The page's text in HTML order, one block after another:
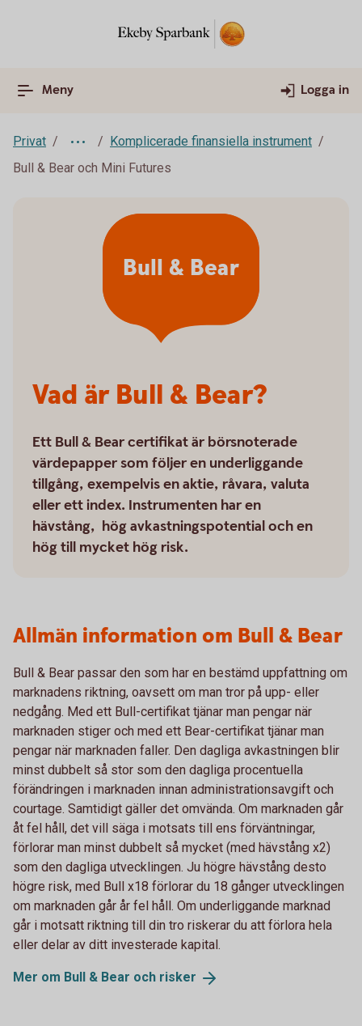
Meny Logga in
Privat
Komplicerade finansiella instrument
Bull & Bear och Mini Futures
Vad är Bull & Bear?
Ett Bull & Bear certifikat är börsnoterade
värdepapper som följer en underliggande
tillgång, exempelvis en aktie, råvara, valuta
eller ett index. Instrumenten har en
hävstång, hög avkastningspotential och en
hög till mycket hög risk.
Bull & Bear
Allmän information om Bull & Bear
Bull & Bear passar den som har en bestämd uppfattning om
marknadens riktning, oavsett om man tror på upp- eller
nedgång. Med ett Bull-certifikat tjänar man pengar när
marknaden stiger och med ett Bear-certifikat tjänar man
pengar när marknaden faller. Den dagliga avkastningen blir
minst dubbelt så stor som den dagliga procentuella
förändringen i marknaden innan administrationsavgift och
courtage. Samtidigt gäller det omvända. Om marknaden går
åt fel håll, det vill säga i motsats till ens förväntningar,
förlorar man minst dubbelt så mycket (med hävstång x2)
som den dagliga utvecklingen. Ju högre hävstång desto
högre risk, med Bull x18 förlorar du 18 gånger utvecklingen
om marknaden går år fel håll. Om underliggande marknad
går i motsatt riktning till din tro riskerar du att förlora hela
eller delar av ditt investerade kapital.
Mer om Bull & Bear och risker